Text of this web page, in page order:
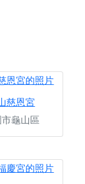
慈恩宮
龜山區